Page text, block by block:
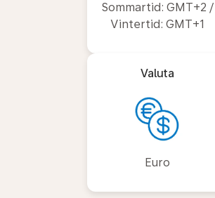
Sommartid: GMT+2 /
Vintertid: GMT+1
Valuta
Euro